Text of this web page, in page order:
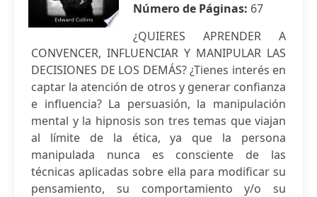
Número de Páginas: 67
¿QUIERES APRENDER A
CONVENCER, INFLUENCIAR Y MANIPULAR LAS
DECISIONES DE LOS DEMÁS? ¿Tienes interés en
captar la atención de otros y generar confianza
e influencia? La persuasión, la manipulación
mental y la hipnosis son tres temas que viajan
al límite de la ética, ya que la persona
manipulada nunca es consciente de las
técnicas aplicadas sobre ella para modificar su
pensamiento, su comportamiento y/o su